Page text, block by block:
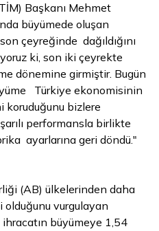
Başkanı Mehmet
büyümede oluşan
çeyreğinde dağıldığını
ki, son iki çeyrekte
dönemine girmiştir. Bugün
Türkiye ekonomisinin
bizlere
performansla birlikte
ayarlarına geri döndü."
(AB) ülkelerinden daha
olduğunu vurgulayan
büyümeye 1,54